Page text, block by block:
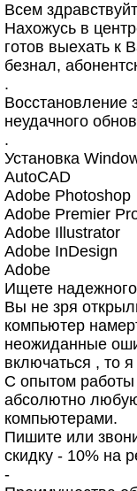
Всем
Нахожусь в
готов выехать к
безнал,
.
Восстановление
неудачного
.
Установка
AutoCAD
Adobe Photoshop
Adobe Premier
Adobe Illustrator
Adobe InDesign
Adobe
Ищете
Вы не зря
компьютер
неожиданные
включаться , то
С опытом работы
абсолютно
компьютерами.
Пишите или
скидку - 10% на
-